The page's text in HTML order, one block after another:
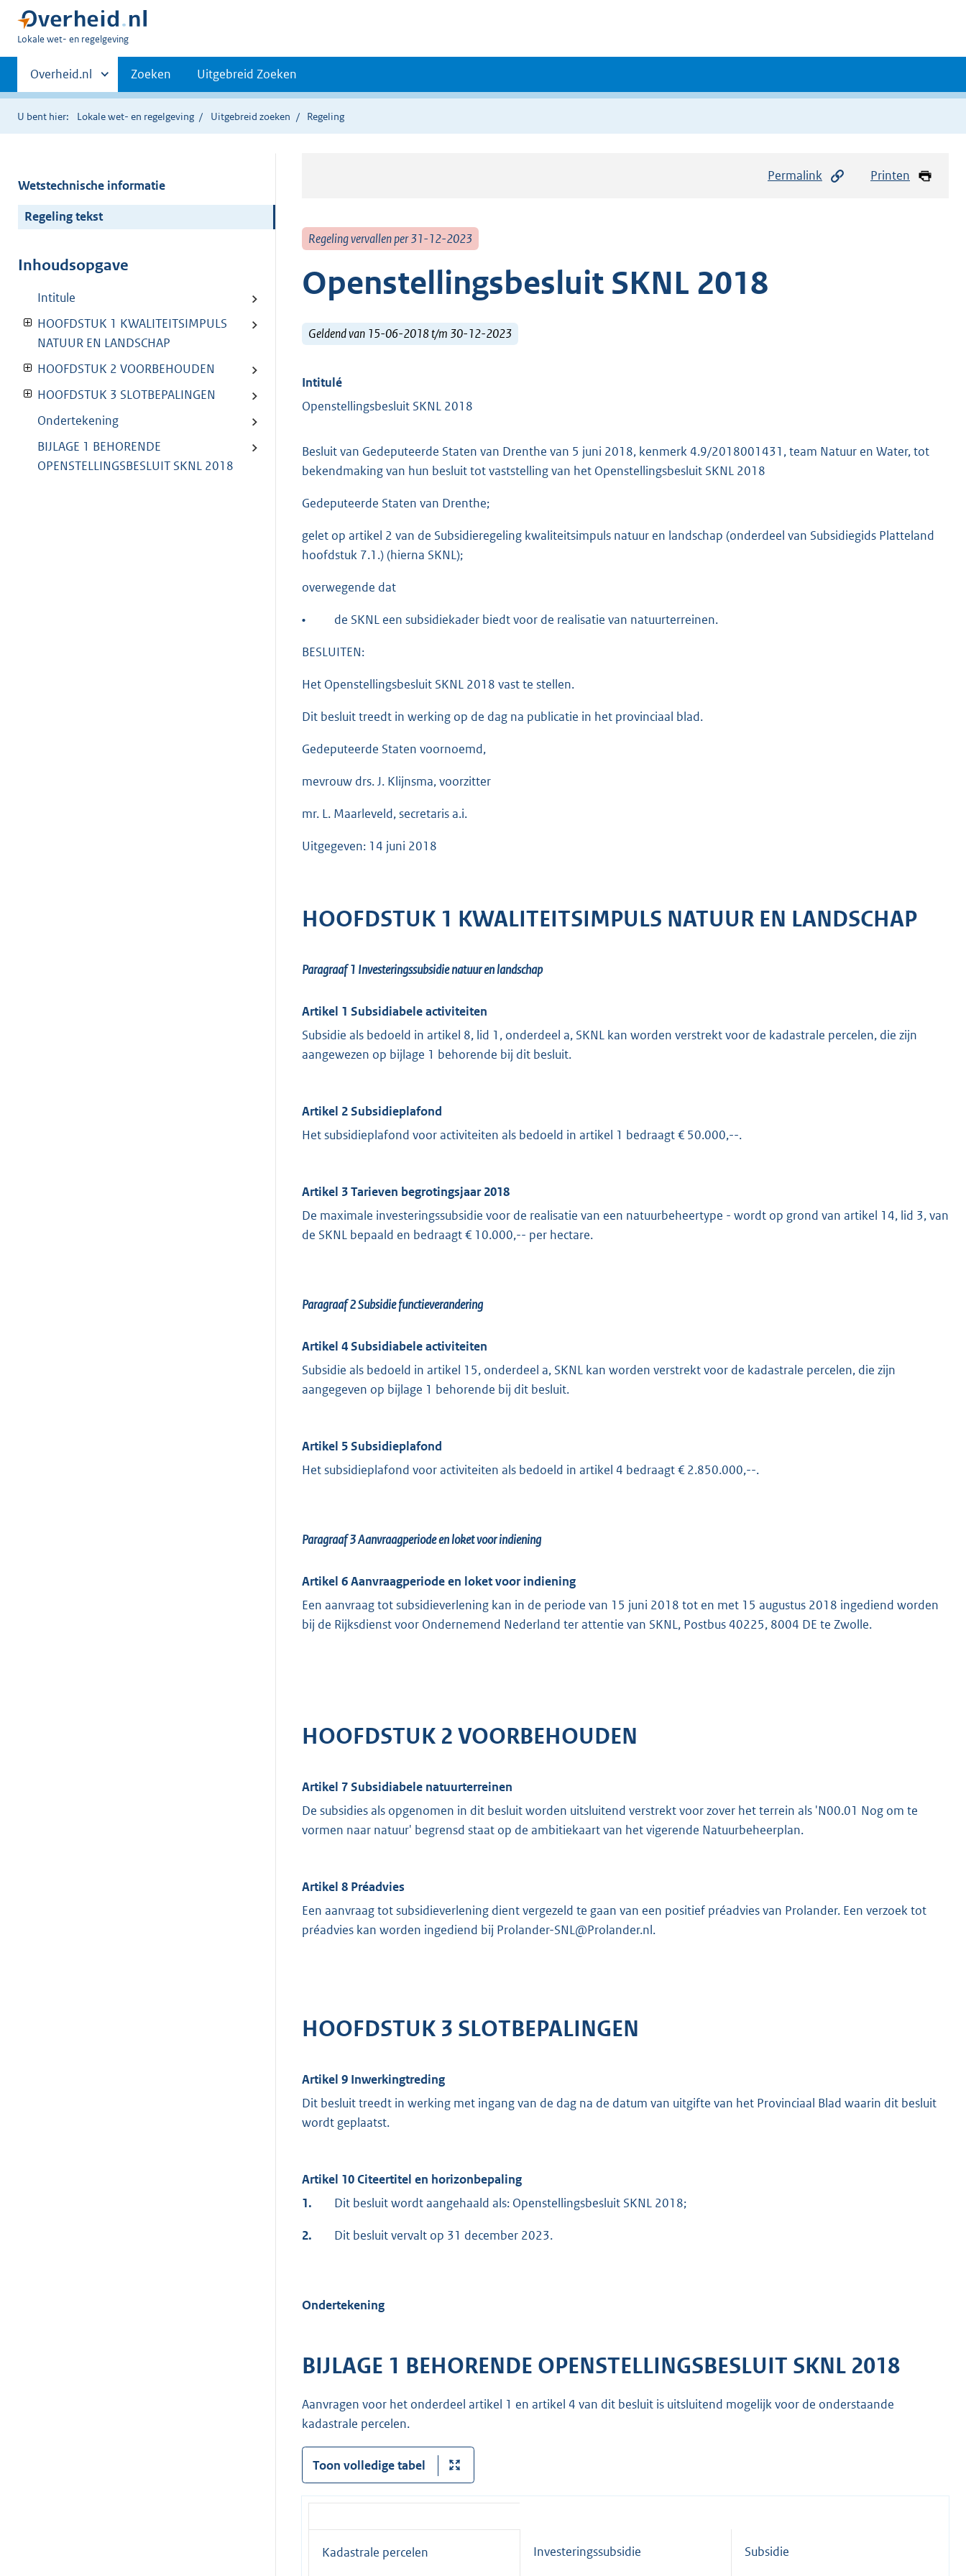
U
hier:
Lokale wet- en regelgeving
Primaire
navigatie
Andere
sites
binnen
Overheid.nl Zoeken Uitgebreid Zoeken
U bent hier: Lokale wet- en regelgeving Uitgebreid zoeken Regeling
Wetstechnische informatie
Regeling tekst
Inhoudsopgave
Intitule
HOOFDSTUK 1 KWALITEITSIMPULS
NATUUR EN LANDSCHAP
HOOFDSTUK 2 VOORBEHOUDEN
HOOFDSTUK 3 SLOTBEPALINGEN
Ondertekening
BIJLAGE 1 BEHORENDE
OPENSTELLINGSBESLUIT SKNL 2018
Permalink Printen
Regeling vervallen per 31-12-2023
Openstellingsbesluit SKNL 2018
Geldend van 15-06-2018 t/m 30-12-2023
Intitulé
Openstellingsbesluit SKNL 2018
Besluit van Gedeputeerde Staten van Drenthe van 5 juni 2018, kenmerk 4.9/2018001431, team Natuur en Water, tot
bekendmaking van hun besluit tot vaststelling van het Openstellingsbesluit SKNL 2018
Gedeputeerde Staten van Drenthe;
gelet op artikel 2 van de Subsidieregeling kwaliteitsimpuls natuur en landschap (onderdeel van Subsidiegids Platteland
hoofdstuk 7.1.) (hierna SKNL);
overwegende dat
• de SKNL een subsidiekader biedt voor de realisatie van natuurterreinen.
BESLUITEN:
Het Openstellingsbesluit SKNL 2018 vast te stellen.
Dit besluit treedt in werking op de dag na publicatie in het provinciaal blad.
Gedeputeerde Staten voornoemd,
mevrouw drs. J. Klijnsma, voorzitter
mr. L. Maarleveld, secretaris a.i.
Uitgegeven: 14 juni 2018
HOOFDSTUK 1 KWALITEITSIMPULS NATUUR EN LANDSCHAP
Paragraaf 1 Investeringssubsidie natuur en landschap
Artikel 1 Subsidiabele activiteiten
Subsidie als bedoeld in artikel 8, lid 1, onderdeel a, SKNL kan worden verstrekt voor de kadastrale percelen, die zijn
aangewezen op bijlage 1 behorende bij dit besluit.
Artikel 2 Subsidieplafond
Het subsidieplafond voor activiteiten als bedoeld in artikel 1 bedraagt € 50.000,--.
Artikel 3 Tarieven begrotingsjaar 2018
De maximale investeringssubsidie voor de realisatie van een natuurbeheertype - wordt op grond van artikel 14, lid 3, van
de SKNL bepaald en bedraagt € 10.000,-- per hectare.
Paragraaf 2Subsidie functieverandering
Artikel 4 Subsidiabele activiteiten
Subsidie als bedoeld in artikel 15, onderdeel a, SKNL kan worden verstrekt voor de kadastrale percelen, die zijn
aangegeven op bijlage 1 behorende bij dit besluit.
Artikel 5 Subsidieplafond
Het subsidieplafond voor activiteiten als bedoeld in artikel 4 bedraagt € 2.850.000,--.
Paragraaf 3Aanvraagperiode en loket voor indiening
Artikel 6 Aanvraagperiode en loket voor indiening
Een aanvraag tot subsidieverlening kan in de periode van 15 juni 2018 tot en met 15 augustus 2018 ingediend worden
bij de Rijksdienst voor Ondernemend Nederland ter attentie van SKNL, Postbus 40225, 8004 DE te Zwolle.
HOOFDSTUK 2 VOORBEHOUDEN
Artikel 7 Subsidiabele natuurterreinen
De subsidies als opgenomen in dit besluit worden uitsluitend verstrekt voor zover het terrein als 'N00.01 Nog om te
vormen naar natuur' begrensd staat op de ambitiekaart van het vigerende Natuurbeheerplan.
Artikel 8 Préadvies
Een aanvraag tot subsidieverlening dient vergezeld te gaan van een positief préadvies van Prolander. Een verzoek tot
préadvies kan worden ingediend bij Prolander-SNL@Prolander.nl.
HOOFDSTUK 3 SLOTBEPALINGEN
Artikel 9 Inwerkingtreding
Dit besluit treedt in werking met ingang van de dag na de datum van uitgifte van het Provinciaal Blad waarin dit besluit
wordt geplaatst.
Artikel 10 Citeertitel en horizonbepaling
1.
Dit besluit wordt aangehaald als: Openstellingsbesluit SKNL 2018;
2. Dit besluit vervalt op 31 december 2023.
Ondertekening
BIJLAGE 1 BEHORENDE OPENSTELLINGSBESLUIT SKNL 2018
Aanvragen voor het onderdeel artikel 1 en artikel 4 van dit besluit is uitsluitend mogelijk voor de onderstaande
kadastrale percelen.
Toon volledige tabel
Kadastrale percelen Investeringssubsidie Subsidie